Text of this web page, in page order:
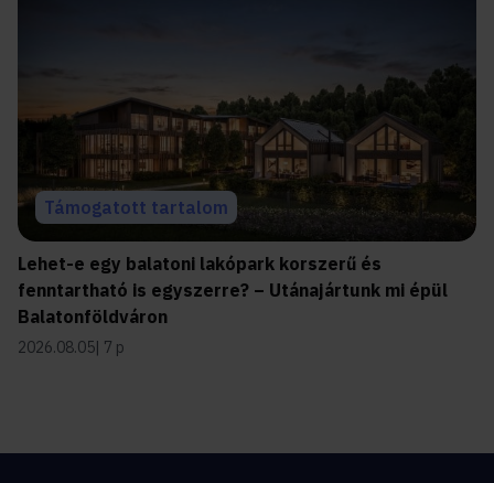
Támogatott tartalom
Lehet-e egy balatoni lakópark korszerű és
fenntartható is egyszerre? – Utánajártunk mi épül
Balatonföldváron
2026.08.05 7 p